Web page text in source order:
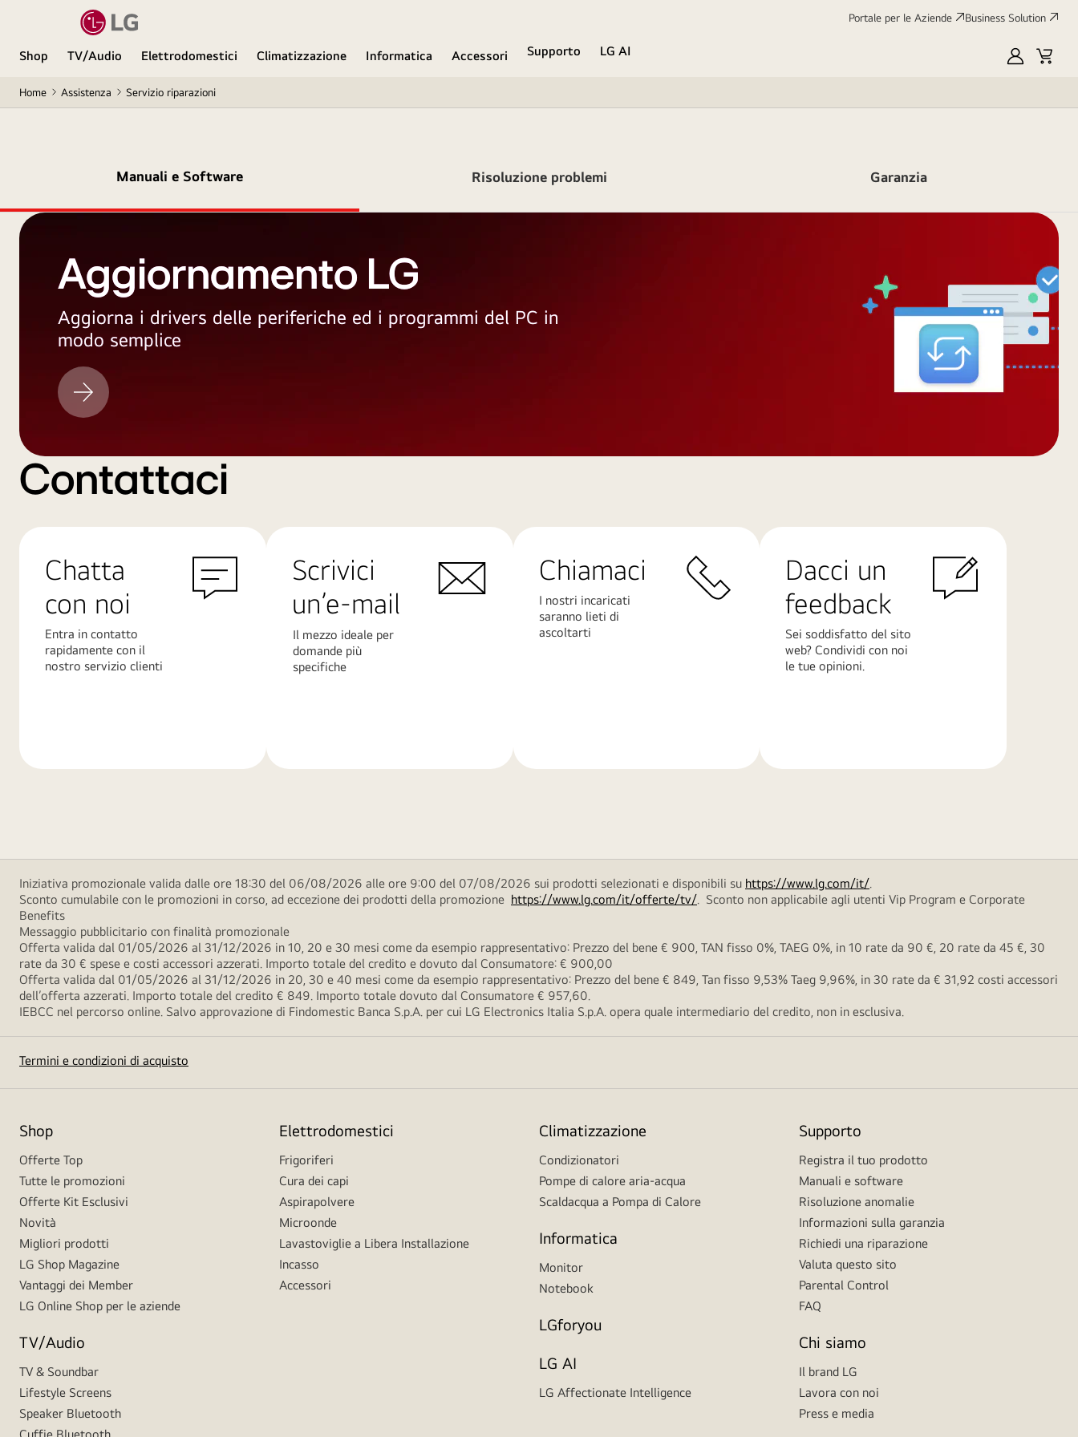
Portale per le Aziende Business Solution
Shop TV/Audio Elettrodomestici Climatizzazione Informatica Accessori Supporto
LG AI
My
Cart
Home Assistenza Servizio riparazioni
Manuali e Software Risoluzione problemi Garanzia
Aggiornamento LG
Aggiorna i drivers delle periferiche ed i programmi del PC in
modo semplice
Aggiornamento
LG
Contattaci
Chatta
con noi
Entra in contatto
rapidamente con il
nostro servizio clienti
Scrivici
un’e-mail
Il mezzo ideale per
domande più
specifiche
Chiamaci
I nostri incaricati
saranno lieti di
ascoltarti
Dacci un
feedback
Sei soddisfatto del sito
web? Condividi con noi
le tue opinioni.
Iniziativa promozionale valida dalle ore 18:30 del 06/08/2026 alle ore 9:00 del 07/08/2026 sui prodotti selezionati e disponibili su https://www.lg.com/it/.
Sconto cumulabile con le promozioni in corso, ad eccezione dei prodotti della promozione https://www.lg.com/it/offerte/tv/. Sconto non applicabile agli utenti Vip Program e Corporate
Benefits
Messaggio pubblicitario con finalità promozionale
Offerta valida dal 01/05/2026 al 31/12/2026 in 10, 20 e 30 mesi come da esempio rappresentativo: Prezzo del bene € 900, TAN fisso 0%, TAEG 0%, in 10 rate da 90 €, 20 rate da 45 €, 30
rate da 30 € spese e costi accessori azzerati. Importo totale del credito e dovuto dal Consumatore: € 900,00
Offerta valida dal 01/05/2026 al 31/12/2026 in 20, 30 e 40 mesi come da esempio rappresentativo: Prezzo del bene € 849, Tan fisso 9,53% Taeg 9,96%, in 30 rate da € 31,92 costi accessori
dell’offerta azzerati. Importo totale del credito € 849. Importo totale dovuto dal Consumatore € 957,60.
IEBCC nel percorso online. Salvo approvazione di Findomestic Banca S.p.A. per cui LG Electronics Italia S.p.A. opera quale intermediario del credito, non in esclusiva.
Termini e condizioni di acquisto
Shop
Offerte Top
Tutte le promozioni
Offerte Kit Esclusivi
Novità
Migliori prodotti
LG Shop Magazine
Vantaggi dei Member
LG Online Shop per le aziende
TV/Audio
TV & Soundbar
Lifestyle Screens
Speaker Bluetooth
Elettrodomestici
Frigoriferi
Cura dei capi
Aspirapolvere
Microonde
Lavastoviglie a Libera Installazione
Incasso
Accessori
Climatizzazione
Condizionatori
Pompe di calore aria-acqua
Scaldacqua a Pompa di Calore
Informatica
Monitor
Notebook
LGforyou
LG AI
LG Affectionate Intelligence
Supporto
Registra il tuo prodotto
Manuali e software
Risoluzione anomalie
Informazioni sulla garanzia
Richiedi una riparazione
Valuta questo sito
Parental Control
FAQ
Chi siamo
Il brand LG
Lavora con noi
Press e media